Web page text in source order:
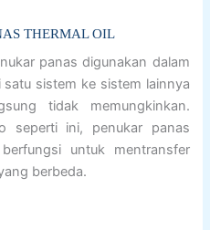
THERMAL OIL
panas digunakan dalam
sistem ke sistem lainnya
tidak memungkinkan.
seperti ini, penukar panas
untuk mentransfer
berbeda.